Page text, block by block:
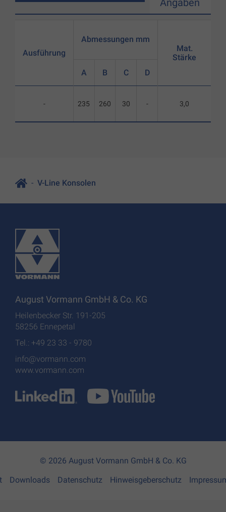
Angaben
Ausführung
-
Abmessungen mm
A B C D
235 260 30 -
Mat.
Stärke
3,0
V-Line Konsolen
August Vormann GmbH & Co. KG
Heilenbecker Str. 191-205
58256 Ennepetal
Tel.: +49 23 33 - 9780
info@vormann.com
www.vormann.com
© 2026 August Vormann GmbH & Co. KG
Downloads Datenschutz Hinweisgeberschutz